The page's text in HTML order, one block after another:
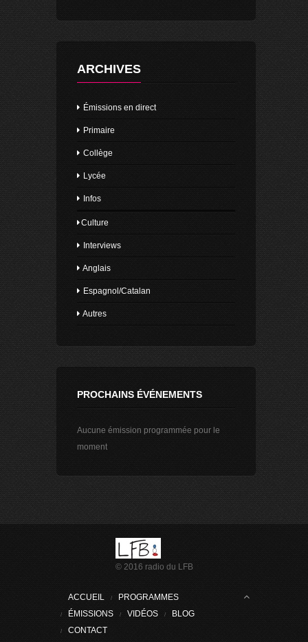
ARCHIVES
Émissions en direct
Primaire
Collège
Lycée
Infos
Culture
Interviews
Anglais
Espagnol/Catalan
Autres
PROCHAINS ÉVÉNEMENTS
Aucune émission programmée pour le
moment
© 2016 radio du LFB
ACCUEIL
PROGRAMMES
ÉMISSIONS
VIDÉOS
BLOG
CONTACT